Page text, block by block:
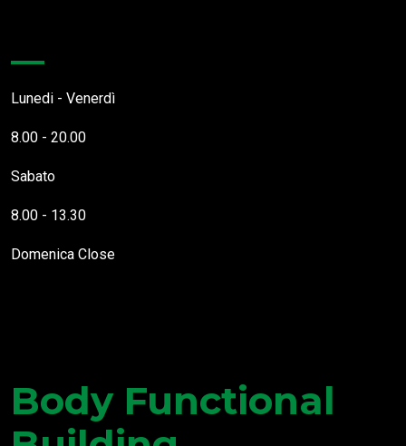
Lunedi - Venerdì
8.00 - 20.00
Sabato
8.00 - 13.30
Domenica Close
Body Functional
come interagisci con esso, in modo da poterti offrire
un'esperienza utente migliorata e personalizzata (profilazione). É
possibile accettare le attività di profilazione tramite cookies di
terze parti solo previo rilascio del consenso. Per maggiori